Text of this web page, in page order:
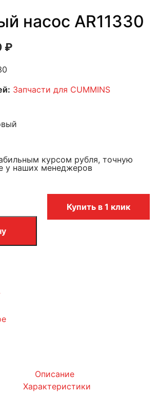
насос AR11330
₽
Запчасти для CUMMINS
курсом рубля, точную
у наших менеджеров
Купить в 1 клик
Описание
Характеристики